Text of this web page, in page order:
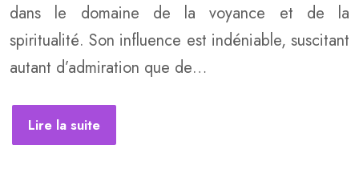
dans le domaine de la voyance et de la
spiritualité. Son influence est indéniable, suscitant
autant d’admiration que de…
Lire la suite